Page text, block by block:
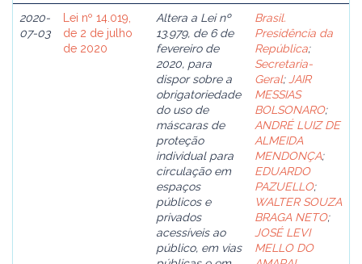
2020-
07-03
Lei nº 14.019,
de 2 de julho
de 2020
Altera a Lei nº
13.979, de 6 de
fevereiro de
2020, para
dispor sobre a
obrigatoriedade
do uso de
máscaras de
proteção
individual para
circulação em
espaços
públicos e
privados
acessíveis ao
público, em vias
Brasil.
Presidência da
República;
Secretaria-
Geral; JAIR
MESSIAS
BOLSONARO;
ANDRÉ LUIZ DE
ALMEIDA
MENDONÇA;
EDUARDO
PAZUELLO;
WALTER SOUZA
BRAGA NETO;
JOSÉ LEVI
MELLO DO